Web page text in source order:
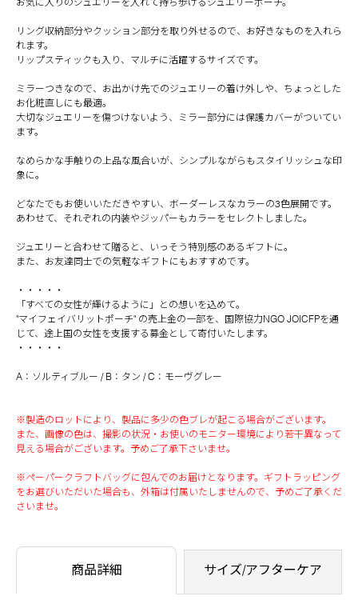
リング収納部分やクッション部分を取り外せるので、お好きなものを入れら
れます。
リップスティックも入り、マルチに活躍するサイズです。
ミラーつきなので、お出かけ先でのジュエリーの着け外しや、ちょっとした
お化粧直しにも最適。
大切なジュエリーを傷つけないよう、ミラー部分には保護カバーがついてい
ます。
なめらかな手触りの上品な風合いが、シンプルながらもスタイリッシュな印
象に。
どなたでもお使いいただきやすい、ボーダーレスなカラーの3色展開です。
あわせて、それぞれの内装やジッパーもカラーをセレクトしました。
ジュエリーと合わせて贈ると、いっそう特別感のあるギフトに。
また、お友達同士での気軽なギフトにもおすすめです。
・・・・・
「すべての女性が輝けるように」との想いを込めて。
"マイフェイバリットポーチ" の売上金の一部を、国際協力NGO JOICFPを通
じて、途上国の女性を支援する募金として寄付いたします。
・・・・・
A：ソルティブルー / B：タン / C：モーヴグレー
※製造のロットにより、製品に多少の色ブレが起こる場合がございます。
また、画像の色は、撮影の状況・お使いのモニター環境により若干異なって
見える場合がございます。予めご了承下さいませ。
※ペーパークラフトバッグに包んでのお届けとなります。ギフトラッピング
をお選びいただいた場合も、外箱は付属いたしませんので、予めご了承くだ
さいませ。
商品詳細 サイズ/アフターケア